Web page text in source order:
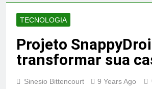
TECNOLOGIA
Projeto
transformar sua
Sinesio Bittencourt 9 Years Ago